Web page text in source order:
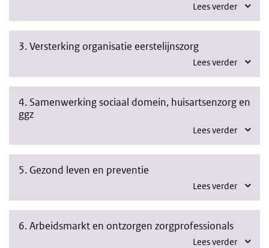
Lees verder
3. Versterking organisatie eerstelijnszorg
Lees verder
4. Samenwerking sociaal domein, huisartsenzorg en
ggz
Lees verder
5. Gezond leven en preventie
Lees verder
6. Arbeidsmarkt en ontzorgen zorgprofessionals
Lees verder